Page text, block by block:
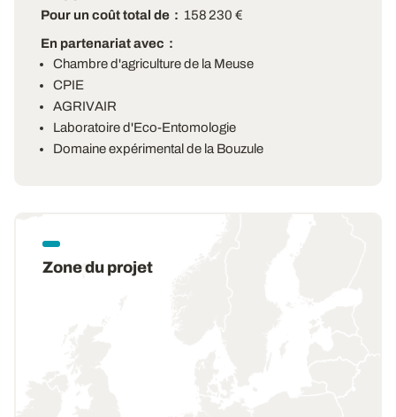
Pour un coût total de
158 230 €
En partenariat avec
Chambre d'agriculture de la Meuse
CPIE
AGRIVAIR
Laboratoire d'Eco-Entomologie
Domaine expérimental de la Bouzule
Zone du projet